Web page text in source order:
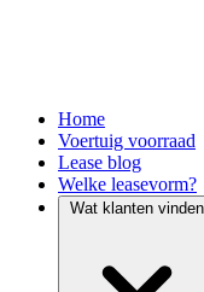
Home
Voertuig voorraad
Lease blog
Welke leasevorm?
Wat klanten vinden